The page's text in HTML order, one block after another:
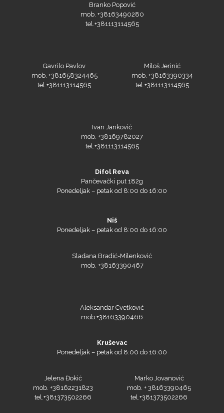
Branko Popović
mob. +38163490280
tel.+381113114565
Gavrilo Pavlov
mob. +381658324465
tel.+381113114565
Miloš Jerinić
mob. +38163390334
tel.+381113114565
Ivan Janković
mob. +38169782027
tel.+381113114565
Difol Reva
Pančevački put 182g
Ponedeljak – petak od 8:00 do 16:00
Niš
Ponedeljak – petak od 8:00 do 16:00
Slađana Bradić-Milenković
mob. +38163390467
Aleksandar Cvetković
mob.+38163390466
Kruševac
Ponedeljak – petak od 8:00 do 16:00
Jelena Đokić
mob. +38162231823
tel.+381373502266
Marko Jovanović
mob. + 38163390465
tel.+381373502266